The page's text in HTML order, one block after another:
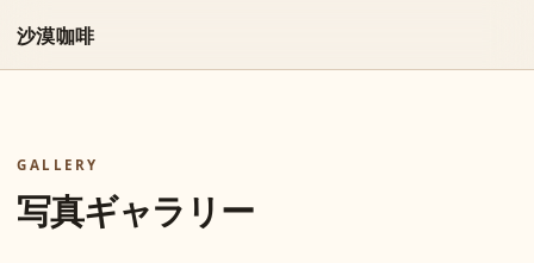
沙漠咖啡
GALLERY
写真ギャラリー